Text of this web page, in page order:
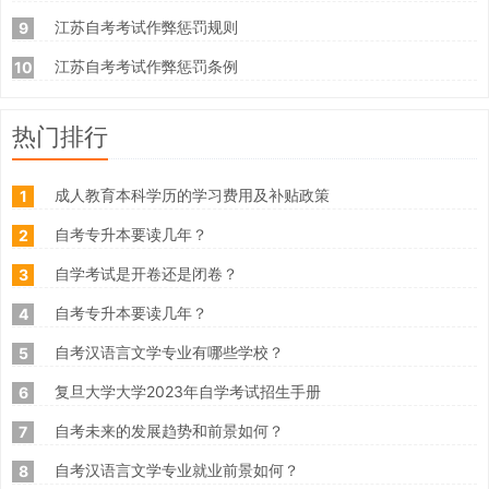
9 江苏自考考试作弊惩罚规则
10 江苏自考考试作弊惩罚条例
热门排行
1 成人教育本科学历的学习费用及补贴政策
2 自考专升本要读几年？
3 自学考试是开卷还是闭卷？
4 自考专升本要读几年？
5 自考汉语言文学专业有哪些学校？
6 复旦大学大学2023年自学考试招生手册
7 自考未来的发展趋势和前景如何？
8 自考汉语言文学专业就业前景如何？